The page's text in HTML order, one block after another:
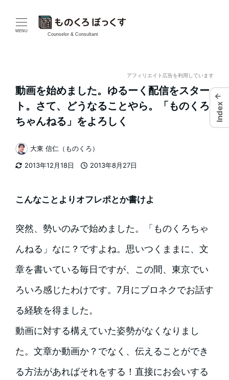
MENU
Counselor & Consultant
アフィリエイト広告を利用しています
動画を始めました。ゆるーく配信をスター
ト。さて、どうなることやら。「ものくろ
ちゃんねる」をよろしく
2013年12月18日
2013年8月27日
著
者
大東 信仁（ものくろ）
こんなことよりオフレポとか書けよ
突然、勢いのみで始めました。「ものくろちゃ
んねる」なに？ですよね。思いつくままに、文
章を書いている毎日ですが、この間、東京でい
ろいろ感じたわけです。7月にブロネクでお話す
る経験を得ました。
動画に対する構えていた姿勢がなくなりまし
た。文章か動画か？でなく、伝えることができ
る方法があればそれをする！直接にお会いする
←
Index